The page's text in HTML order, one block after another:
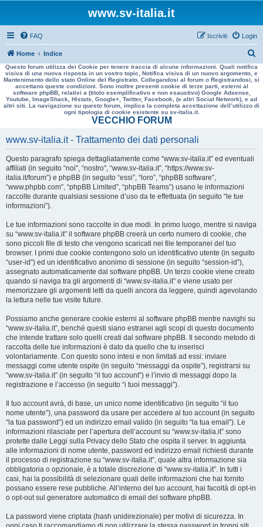
www.sv-italia.it
FAQ Login
Iscriviti
Home Indice
e
r
a
Questo forum utilizza dei Cookie per tenere traccia di alcune informazioni. Quali notifica
visiva di una nuova risposta in un vostro topic, Notifica visiva di un nuovo argomento, e
Mantenimento dello stato Online del Registrato. Collegandosi al forum o Registrandosi, si
accettano queste condizioni. Sono inoltre presenti cookie di terze parti, esterni al
software phpBB, relativi a (titolo esemplificativo e non esaustivo) Google Adsense,
Youtube, ImageShack, Histats, Google+, Twitter, Facebook, (e altri Social Network), e ad
altri siti. La navigazione su questo forum, implica la completa accettazione dell’utilizzo di
ogni tipologia di cookie esistente su sv-italia.it.
VECCHIO FORUM
www.sv-italia.it - Trattamento dei dati personali
Questo paragrafo spiega dettagliatamente come “www.sv-italia.it” ed eventuali
affiliati (in seguito “noi”, “nostro”, “www.sv-italia.it”, “https://www.sv-
italia.it/forum”) e phpBB (in seguito “essi”, “loro”, “phpBB software”,
“www.phpbb.com”, “phpBB Limited”, “phpBB Teams”) usano le informazioni
raccolte durante qualsiasi sessione d’uso da te effettuata (in seguito “le tue
informazioni”).
Le tue informazioni sono raccolte in due modi. In primo luogo, mentre si naviga
su “www.sv-italia.it” il software phpBB creerà un certo numero di cookie, che
sono piccoli file di testo che vengono scaricati nei file temporanei del tuo
browser. I primi due cookie contengono solo un identificativo utente (in seguito
“user-id”) ed un identificativo anonimo di sessione (in seguito “session-id”),
assegnato automaticamente dal software phpBB. Un terzo cookie viene creato
quando si naviga tra gli argomenti di “www.sv-italia.it” e viene usato per
memorizzare gli argomenti letti da quelli ancora da leggere, quindi agevolando
la lettura nelle tue visite future.
Possiamo anche generare cookie esterni al software phpBB mentre navighi su
“www.sv-italia.it”, benché questi siano estranei agli scopi di questo documento
che intende trattare solo quelli creati dal software phpBB. Il secondo metodo di
raccolta delle tue informazioni è dato da quello che tu inserisci
volontariamente. Con questo sono intesi e non limitati ad essi: inviare
messaggi come utente ospite (in seguito “messaggi da ospite”), registrarsi su
“www.sv-italia.it” (in seguito “il tuo account”) e l’invio di messaggi dopo la
registrazione e l’accesso (in seguito “i tuoi messaggi”).
Il tuo account avrà, di base, un unico nome identificativo (in seguito “il tuo
nome utente”), una password da usare per accedere al tuo account (in seguito
“la tua password”) ed un indirizzo email valido (in seguito “la tua email”). Le
informazioni rilasciate per l’apertura dell’account su “www.sv-italia.it” sono
protette dalle Leggi sulla Privacy dello Stato che ospita il server. In aggiunta
alle informazioni di nome utente, password ed indirizzo email richiesti durante
il processo di registrazione su “www.sv-italia.it”, quale altra informazione sia
obbligatoria o opzionale, è a totale discrezione di “www.sv-italia.it”. In tutti i
casi, hai la possibilità di selezionare quali delle informazioni che hai fornito
possano essere rese pubbliche. All’interno del tuo account, hai facoltà di opt-in
o opt-out sul generatore automatico di email del software phpBB.
La password viene criptata (hash unidirezionale) per motivi di sicurezza. In